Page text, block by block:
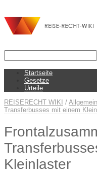
Startseite
Gesetze
Urteile
REISERECHT WIKI / Allgemein
Transferbusses mit einem
Kleinlaster